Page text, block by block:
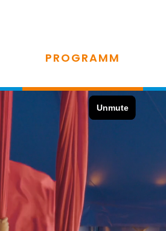
PROGRAMM